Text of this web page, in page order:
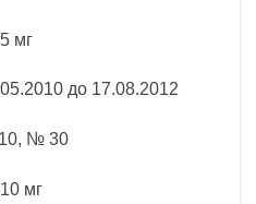
мг
до 17.08.2012
№ 30
мг